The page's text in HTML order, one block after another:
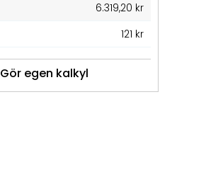
6.319,20 kr
121 kr
Gör egen kalkyl